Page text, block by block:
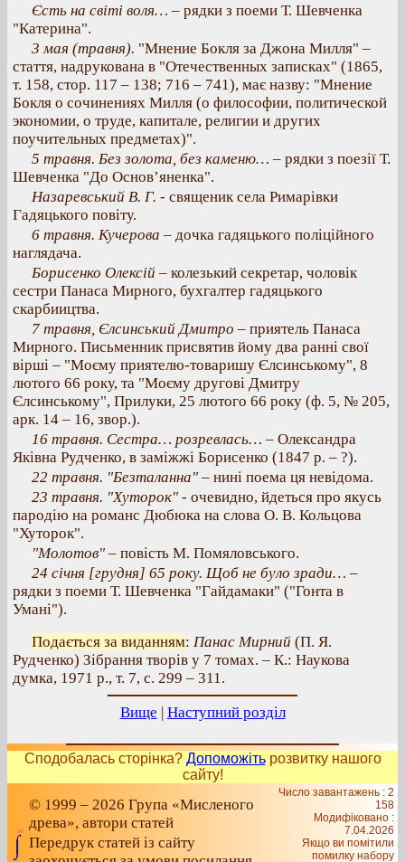
Єсть на світі воля… – рядки з поеми Т. Шевченка
"Катерина".
3 мая (травня). "Мнение Бокля за Джона Милля" –
стаття, надрукована в "Отечественных записках" (1865,
т. 158, стор. 117 – 138; 716 – 741), має назву: "Мнение
Бокля о сочинениях Милля (о философии, политической
экономии, о труде, капитале, религии и других
поучительных предметах)".
5 травня. Без золота, без каменю… – рядки з поезії Т.
Шевченка "До Основ’яненка".
Назаревський В. Г. - священик села Римарівки
Гадяцького повіту.
6 травня. Кучерова – дочка гадяцького поліційного
наглядача.
Борисенко Олексій – колезький секретар, чоловік
сестри Панаса Мирного, бухгалтер гадяцького
скарбиицтва.
7 травня, Єлсинський Дмитро – приятель Панаса
Мирного. Письменник присвятив йому два ранні свої
вірші – "Моєму приятелю-товаришу Єлсинському", 8
лютого 66 року, та "Моєму другові Дмитру
Єлсинському", Прилуки, 25 лютого 66 року (ф. 5, № 205,
арк. 14 – 16, звор.).
16 травня. Сестра… розревлась… – Олександра
Яківна Рудченко, в заміжжі Борисенко (1847 р. – ?).
22 травня. "Безталанна" – нині поема ця невідома.
23 травня. "Хуторок" - очевидно, йдеться про якусь
пародію на романс Дюбюка на слова О. В. Кольцова
"Хуторок".
"Молотов" – повість М. Помяловського.
24 січня [грудня] 65 року. Щоб не було зради… –
рядки з поеми Т. Шевченка "Гайдамаки" ("Гонта в
Умані").
Подається за виданням: Панас Мирний (П. Я.
Рудченко) Зібрання творів у 7 томах. – К.: Наукова
думка, 1971 р., т. 7, с. 299 – 311.
Вище | Наступний розділ
Сподобалась сторінка? Допоможітьрозвитку нашого
сайту!
© 1999 – 2026 Група «Мисленого
древа», автори статей
Передрук статей із сайту
Число завантажень : 2
158
Модифіковано :
7.04.2026
Якщо ви помітили
помилку набору